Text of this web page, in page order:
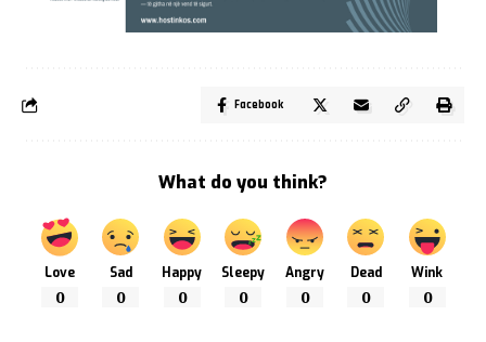
Facebook
What do you think?
Love
0
Sad
0
Happy
0
Sleepy
0
Angry
0
Dead
0
Wink
0